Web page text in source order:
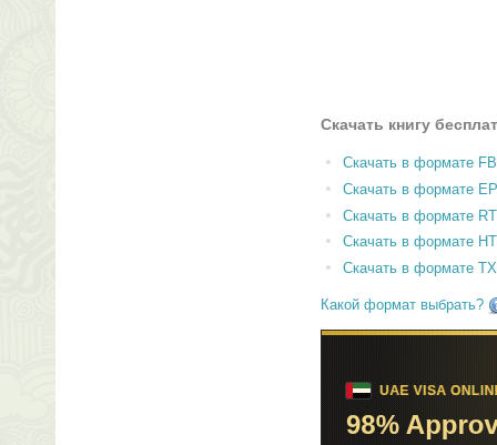
Скачать книгу
Скачать в формате
Скачать в формате
Скачать в формате
Скачать в формате
Скачать в формате
Какой формат выбрать?